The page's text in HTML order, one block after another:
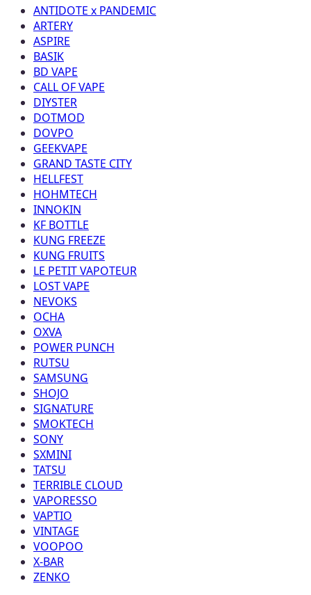
ANTIDOTE x PANDEMIC
ARTERY
ASPIRE
BASIK
BD VAPE
CALL OF VAPE
DIYSTER
DOTMOD
DOVPO
GEEKVAPE
GRAND TASTE CITY
HELLFEST
HOHMTECH
INNOKIN
KF BOTTLE
KUNG FREEZE
KUNG FRUITS
LE PETIT VAPOTEUR
LOST VAPE
NEVOKS
OCHA
OXVA
POWER PUNCH
RUTSU
SAMSUNG
SHOJO
SIGNATURE
SMOKTECH
SONY
SXMINI
TATSU
TERRIBLE CLOUD
VAPORESSO
VAPTIO
VINTAGE
VOOPOO
X-BAR
ZENKO